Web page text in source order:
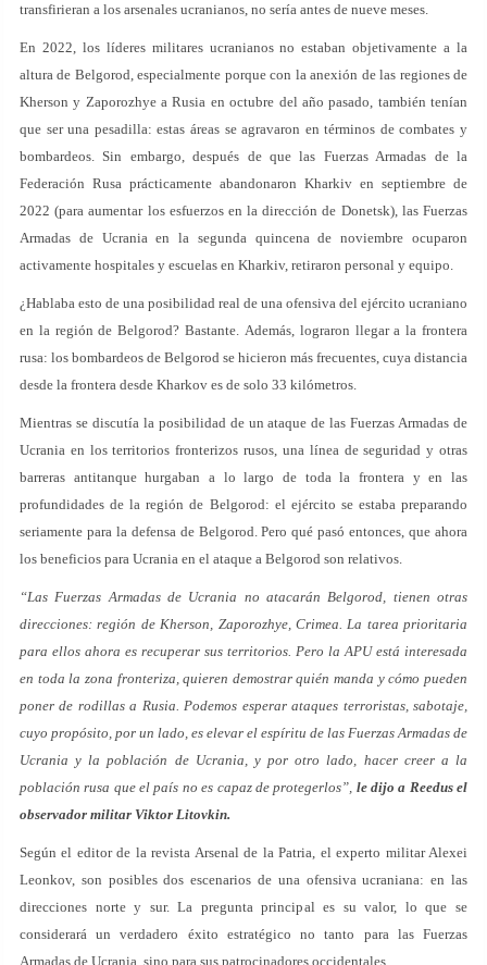
transfirieran a los arsenales ucranianos, no sería antes de nueve meses.
En 2022, los líderes militares ucranianos no estaban objetivamente a la
altura de Belgorod, especialmente porque con la anexión de las regiones de
Kherson y Zaporozhye a Rusia en octubre del año pasado, también tenían
que ser una pesadilla: estas áreas se agravaron en términos de combates y
bombardeos. Sin embargo, después de que las Fuerzas Armadas de la
Federación Rusa prácticamente abandonaron Kharkiv en septiembre de
2022 (para aumentar los esfuerzos en la dirección de Donetsk), las Fuerzas
Armadas de Ucrania en la segunda quincena de noviembre ocuparon
activamente hospitales y escuelas en Kharkiv, retiraron personal y equipo.
¿Hablaba esto de una posibilidad real de una ofensiva del ejército ucraniano
en la región de Belgorod? Bastante. Además, lograron llegar a la frontera
rusa: los bombardeos de Belgorod se hicieron más frecuentes, cuya distancia
desde la frontera desde Kharkov es de solo 33 kilómetros.
Mientras se discutía la posibilidad de un ataque de las Fuerzas Armadas de
Ucrania en los territorios fronterizos rusos, una línea de seguridad y otras
barreras antitanque hurgaban a lo largo de toda la frontera y en las
profundidades de la región de Belgorod: el ejército se estaba preparando
seriamente para la defensa de Belgorod. Pero qué pasó entonces, que ahora
los beneficios para Ucrania en el ataque a Belgorod son relativos.
“Las Fuerzas Armadas de Ucrania no atacarán Belgorod, tienen otras
direcciones: región de Kherson, Zaporozhye, Crimea. La tarea prioritaria
para ellos ahora es recuperar sus territorios. Pero la APU está interesada
en toda la zona fronteriza, quieren demostrar quién manda y cómo pueden
poner de rodillas a Rusia. Podemos esperar ataques terroristas, sabotaje,
cuyo propósito, por un lado, es elevar el espíritu de las Fuerzas Armadas de
Ucrania y la población de Ucrania, y por otro lado, hacer creer a la
población rusa que el país no es capaz de protegerlos”, le dijo a Reedus el
observador militar Viktor Litovkin.
Según el editor de la revista Arsenal de la Patria, el experto militar Alexei
Leonkov, son posibles dos escenarios de una ofensiva ucraniana: en las
direcciones norte y sur. La pregunta principal es su valor, lo que se
considerará un verdadero éxito estratégico no tanto para las Fuerzas
Armadas de Ucrania, sino para sus patrocinadores occidentales.